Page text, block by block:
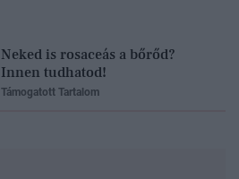
Neked is rosaceás a bőrőd?
Innen tudhatod!
Támogatott Tartalom